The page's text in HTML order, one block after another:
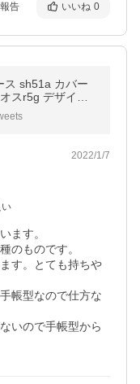
告 いいね 0
ス sh51a カバー
スr5g デザイン
2022/1/7
い
ます。
のものです。
す。とても持ちや
帳型なので仕方な
いので手帳型から